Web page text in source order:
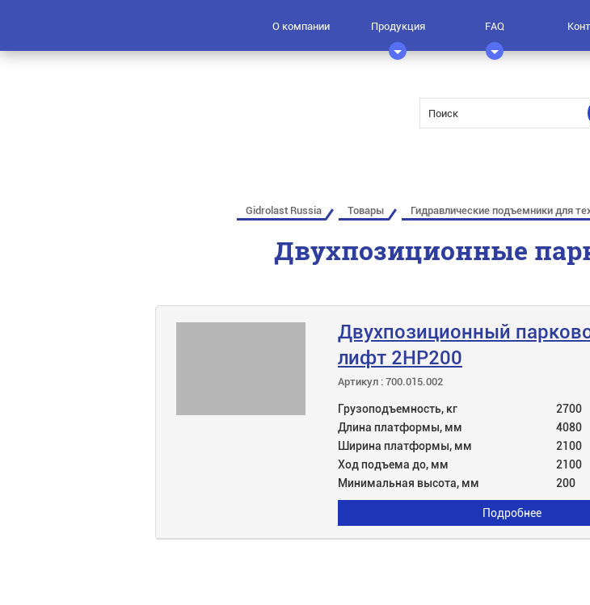
О компании Продукция FAQ
Gidrolast Russia Товары Гидравлические подъемники для
Двухпозиционные
Двухпозиционный
лифт 2HP200
Артикул : 700.015.002
Грузоподъемность, кг
2700
Длина платформы, мм
4080
Ширина платформы, мм
2100
Ход подъема до, мм
2100
Минимальная высота, мм
200
Подробнее